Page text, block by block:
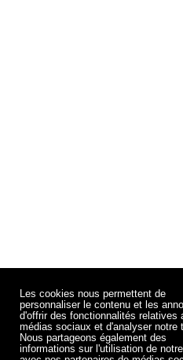
Les cookies nous permettent de
personnaliser le contenu et les
d'offrir des fonctionnalités relatives
médias sociaux et d'analyser notre
Nous partageons également des
informations sur l'utilisation de